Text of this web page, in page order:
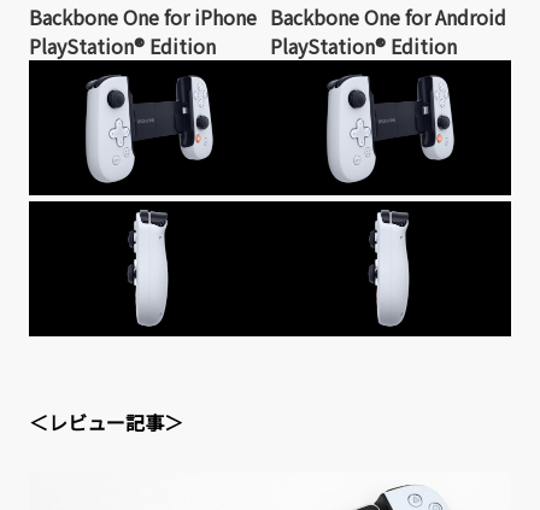
Backbone One for iPhone
PlayStation® Edition
Backbone One for Android
PlayStation® Edition
＜レビュー記事＞